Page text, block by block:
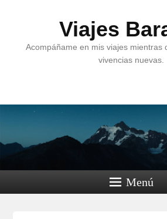
Viajes
Acompáñame en mis viajes mientras
vivencias nuevas.
Menú